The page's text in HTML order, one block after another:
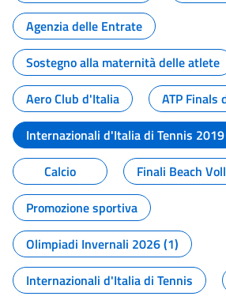
Agenzia delle Entrate
Sostegno alla maternità delle atlete
Aero Club d'Italia
ATP Finals
Internazionali d'Italia di Tennis 2019
Calcio
Finali Beach
Promozione sportiva
Olimpiadi Invernali 2026 (1)
Internazionali d'Italia di Tennis